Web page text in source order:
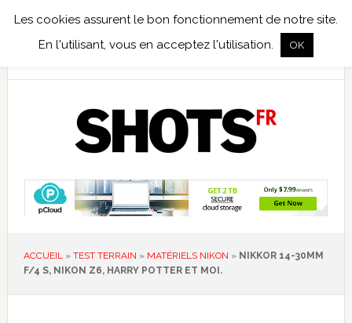
ACCUEIL » TEST TERRAIN » MATÉRIELS NIKON » NIKKOR 14-30MM
F/4 S, NIKON Z6, HARRY POTTER ET MOI.
Les cookies assurent le bon fonctionnement de notre site.
En l'utilisant, vous en acceptez l'utilisation.
OK